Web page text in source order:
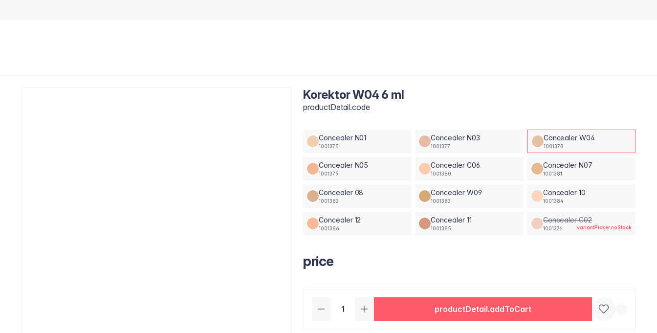
Korektor W04 6 ml
productDetail.code
Concealer N01
1001375
Concealer N03
1001377
Concealer W04
1001378
Concealer N05
1001379
Concealer C06
1001380
Concealer N07
1001381
Concealer 08
1001382
Concealer W09
1001383
Concealer 10
1001384
Concealer 12
1001386
Concealer 11
1001385
Concealer C02
1001376 variantPicker.noStock
price
productDetail.addToCart